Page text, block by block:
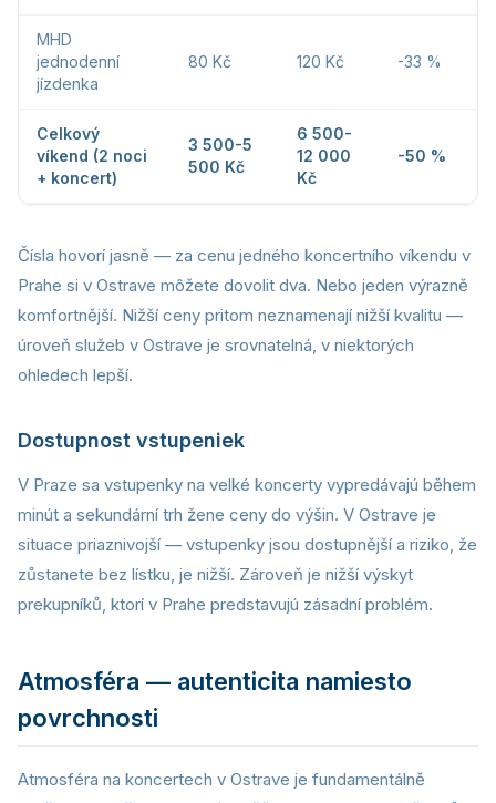
MHD
jednodenní
jízdenka
80 Kč 120 Kč -33 %
Celkový
víkend (2 noci
+ koncert)
3 500-5
500 Kč
6 500-
12 000
Kč
-50 %
Čísla hovorí jasně — za cenu jedného koncertního víkendu v
Prahe si v Ostrave môžete dovolit dva. Nebo jeden výrazně
komfortnější. Nižší ceny pritom neznamenají nižší kvalitu —
úroveň služeb v Ostrave je srovnatelná, v niektorých
ohledech lepší.
Dostupnost vstupeniek
V Praze sa vstupenky na velké koncerty vypredávajú během
minút a sekundární trh žene ceny do výšin. V Ostrave je
situace priaznivojší — vstupenky jsou dostupnější a riziko, že
zůstanete bez lístku, je nižší. Zároveň je nižší výskyt
prekupníků, ktorí v Prahe predstavujú zásadní problém.
Atmosféra — autenticita namiesto
povrchnosti
Atmosféra na koncertech v Ostrave je fundamentálně